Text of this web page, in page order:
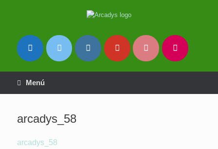
Menú
arcadys_58
arcadys_58